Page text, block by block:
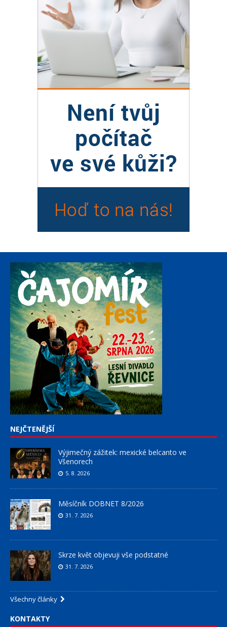
NEJČTENĚJŠÍ
Výjimečný zážitek: mexické belcanto ve
Všenorech
5. 8. 2026
Měsíčník DOBNET 8/2026
31. 7. 2026
Skrze květ objevuji vše podstatné
31. 7. 2026
Všechny články
KONTAKTY